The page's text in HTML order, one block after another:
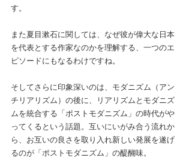
す。
また夏目漱石に関しては、なぜ彼が偉大な日本
を代表とする作家なのかを理解する、一つのエ
ピソードにもなるわけですね。
そしてさらに印象深いのは、モダニズム（アン
チリアリズム）の後に、リアリズムとモダニズ
ムを統合する「ポストモダニズム」の時代がや
ってくるという話題。互いにいがみ合う流れか
ら、お互いの良さを取り入れ新しい発展を遂げ
るのが「ポストモダニズム」の醍醐味。